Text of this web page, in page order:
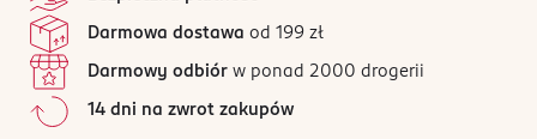
kilka dni. W indywidualnych przypadkach czas ten
może się różnić.
OSTRZEŻENIA DOTYCZĄCE BEZPIECZEŃSTWA
Osoby chore na cukrzycę powinny zasięgnąć porady
lekarza przed użyciem. Pełna instrukcja sposobu użyci i
ostrzeżenia znajdują się w środku na dołączonej karcie.
Wszystkie opinie są zweryfikowane zakupem.
Darmowa dostawa od 199 zł
Darmowy odbiór w ponad 2000 drogerii
14 dni na zwrot zakupów